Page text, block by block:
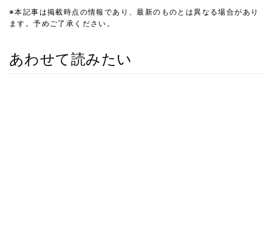
※本記事は掲載時点の情報であり、最新のものとは異なる場合があり
ます。予めご了承ください。
あわせて読みたい